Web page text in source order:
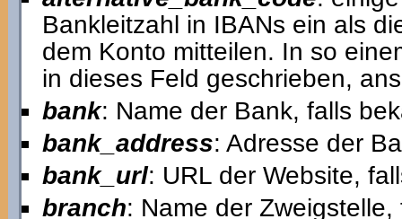
Bankleitzahl in IBANs ein als
dem Konto mitteilen. In so
in dieses Feld geschrieben,
bank: Name der Bank, falls
bank_address: Adresse der
bank_url: URL der Website,
branch: Name der